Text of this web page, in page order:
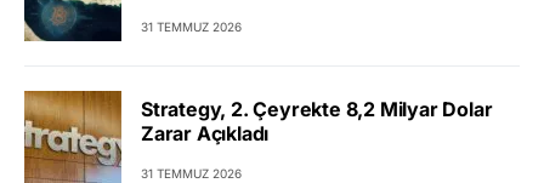
31 TEMMUZ 2026
Strategy, 2. Çeyrekte 8,2 Milyar Dolar
Zarar Açıkladı
31 TEMMUZ 2026